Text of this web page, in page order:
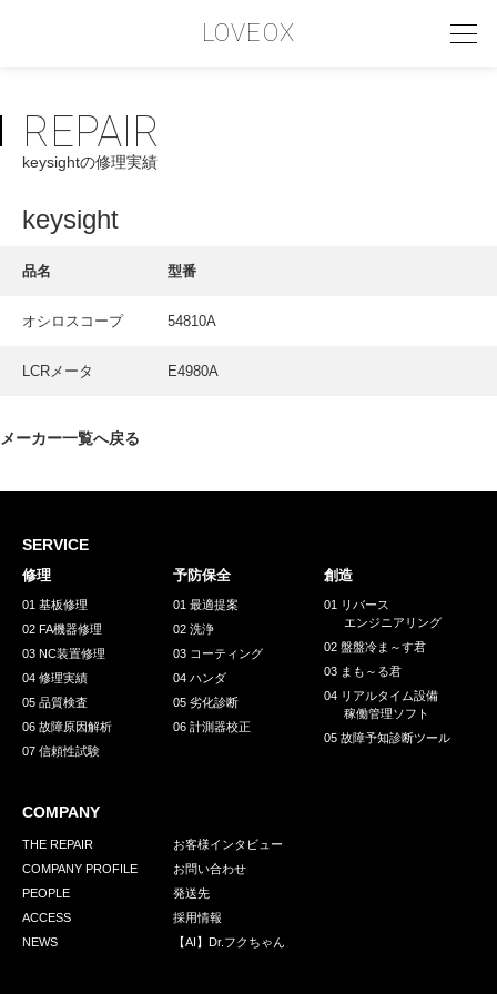
LOVEOX
PHILOSOPHY
フィロソフィー
COMPANY PROFILE
INTERVIEW
GREEN CHALLENGE
環境への取り組み
お問い合わせ 発送先
REPAIR
keysightの修理実績
keysight
品名 型番
オシロスコープ 54810A
LCRメータ E4980A
メーカー一覧へ戻る
SERVICE
修理
01 基板修理
02 FA機器修理
03 NC装置修理
04 修理実績
05 品質検査
06 故障原因解析
07 信頼性試験
予防保全
01 最適提案
02 洗浄
03 コーティング
04 ハンダ
05 劣化診断
06 計測器校正
創造
01 リバース
エンジニアリング
02 盤盤冷ま～す君
03 まも～る君
04 リアルタイム設備
稼働管理ソフト
05 故障予知診断ツール
COMPANY
THE REPAIR
COMPANY PROFILE
PEOPLE
ACCESS
NEWS
お客様インタビュー
お問い合わせ
発送先
採用情報
【AI】Dr.フクちゃん